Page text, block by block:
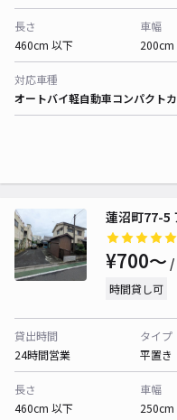
長さ
460cm 以下
車幅
200cm
対応車種
オートバイ軽自動車コンパクト
蓮沼町77-5
¥700〜 /
時間貸し可
貸出時間
24時間営業
タイプ
平置き
長さ
460cm 以下
車幅
250cm